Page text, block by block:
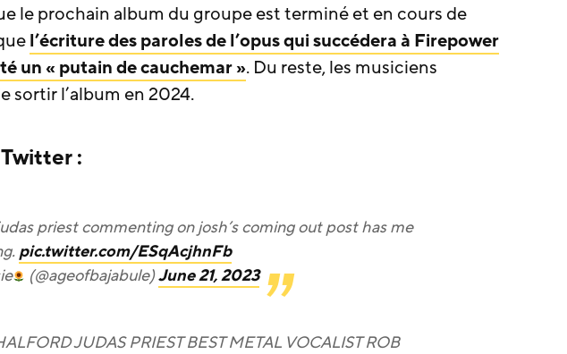
le prochain album du groupe est terminé et en cours de
l’écriture des paroles de l’opus qui succédera à Firepower
un « putain de cauchemar ». Du reste, les musiciens
sortir l’album en 2024.
:
priest commenting on josh’s coming out post has me
pic.twitter.com/ESqAcjhnFb
(@ageofbajabule)June 21, 2023
JUDAS PRIEST BEST METAL VOCALIST ROB